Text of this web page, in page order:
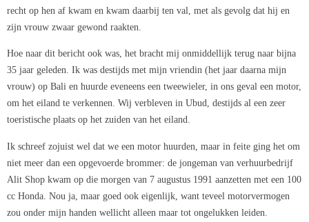
recht op hen af kwam en kwam daarbij ten val, met als gevolg dat hij en
zijn vrouw zwaar gewond raakten.
Hoe naar dit bericht ook was, het bracht mij onmiddellijk terug naar bijna
35 jaar geleden. Ik was destijds met mijn vriendin (het jaar daarna mijn
vrouw) op Bali en huurde eveneens een tweewieler, in ons geval een motor,
om het eiland te verkennen. Wij verbleven in Ubud, destijds al een zeer
toeristische plaats op het zuiden van het eiland.
Ik schreef zojuist wel dat we een motor huurden, maar in feite ging het om
niet meer dan een opgevoerde brommer: de jongeman van verhuurbedrijf
Alit Shop kwam op die morgen van 7 augustus 1991 aanzetten met een 100
cc Honda. Nou ja, maar goed ook eigenlijk, want teveel motorvermogen
zou onder mijn handen wellicht alleen maar tot ongelukken leiden.